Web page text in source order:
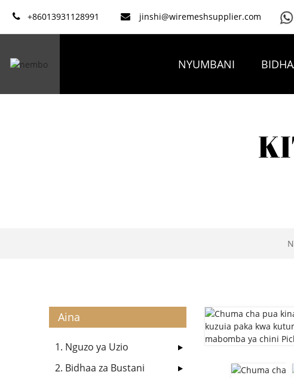
+86013931128991 jinshi@wiremeshsupplier.com
NYUMBANI
Aina
1. Nguzo ya Uzio
2. Bidhaa za Bustani